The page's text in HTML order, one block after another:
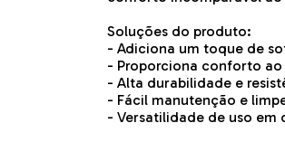
Soluções do produto:
- Adiciona um toque de
- Proporciona conforto
- Alta durabilidade e
- Fácil manutenção e
- Versatilidade de uso